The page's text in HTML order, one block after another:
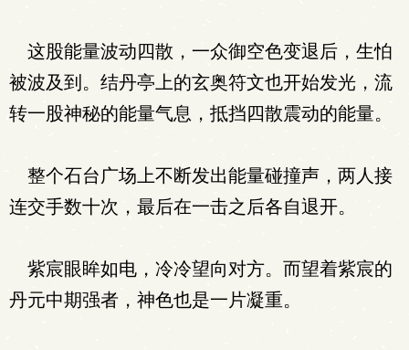
这股能量波动四散，一众御空色变退后，生怕
被波及到。结丹亭上的玄奥符文也开始发光，流
转一股神秘的能量气息，抵挡四散震动的能量。
整个石台广场上不断发出能量碰撞声，两人接
连交手数十次，最后在一击之后各自退开。
紫宸眼眸如电，冷冷望向对方。而望着紫宸的
丹元中期强者，神色也是一片凝重。